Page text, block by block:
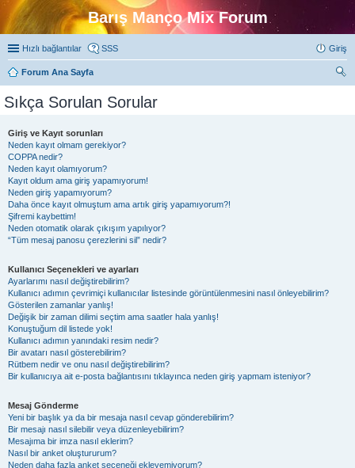
Barış Manço Mix Forum
Hızlı bağlantılar SSS Giriş
Forum Ana Sayfa
Sıkça Sorulan Sorular
Giriş ve Kayıt sorunları
Neden kayıt olmam gerekiyor?
COPPA nedir?
Neden kayıt olamıyorum?
Kayıt oldum ama giriş yapamıyorum!
Neden giriş yapamıyorum?
Daha önce kayıt olmuştum ama artık giriş yapamıyorum?!
Şifremi kaybettim!
Neden otomatik olarak çıkışım yapılıyor?
“Tüm mesaj panosu çerezlerini sil” nedir?
Kullanıcı Seçenekleri ve ayarları
Ayarlarımı nasıl değiştirebilirim?
Kullanıcı adımın çevrimiçi kullanıcılar listesinde görüntülenmesini nasıl önleyebilirim?
Gösterilen zamanlar yanlış!
Değişik bir zaman dilimi seçtim ama saatler hala yanlış!
Konuştuğum dil listede yok!
Kullanıcı adımın yanındaki resim nedir?
Bir avatarı nasıl gösterebilirim?
Rütbem nedir ve onu nasıl değiştirebilirim?
Bir kullanıcıya ait e-posta bağlantısını tıklayınca neden giriş yapmam isteniyor?
Mesaj Gönderme
Yeni bir başlık ya da bir mesaja nasıl cevap gönderebilirim?
Bir mesajı nasıl silebilir veya düzenleyebilirim?
Mesajıma bir imza nasıl eklerim?
Nasıl bir anket oluştururum?
Neden daha fazla anket seçeneği ekleyemiyorum?